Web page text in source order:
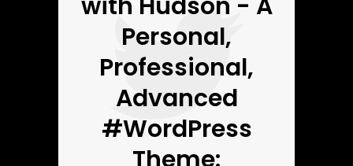
Personal,
Professional,
Advanced
#WordPress